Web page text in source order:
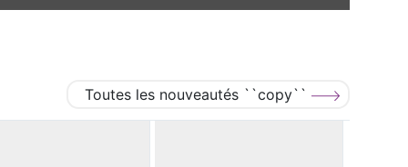
Toutes les nouveautés ``copy``